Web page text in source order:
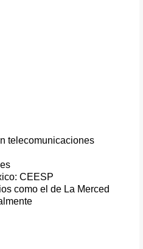
telecomunicaciones
CEESP
como el de La Merced